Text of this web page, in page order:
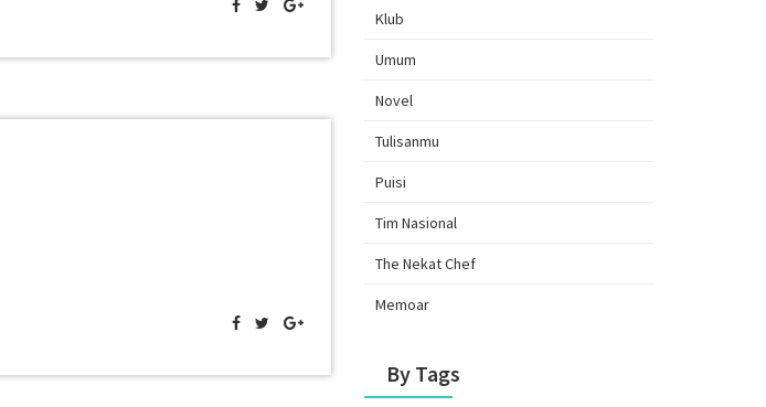
Klub
Umum
Novel
Tulisanmu
Puisi
Tim Nasional
The Nekat Chef
Memoar
By Tags